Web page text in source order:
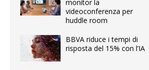
monitor la
videoconferenza per
huddle room
BBVA riduce i tempi di
risposta del 15% con l’IA